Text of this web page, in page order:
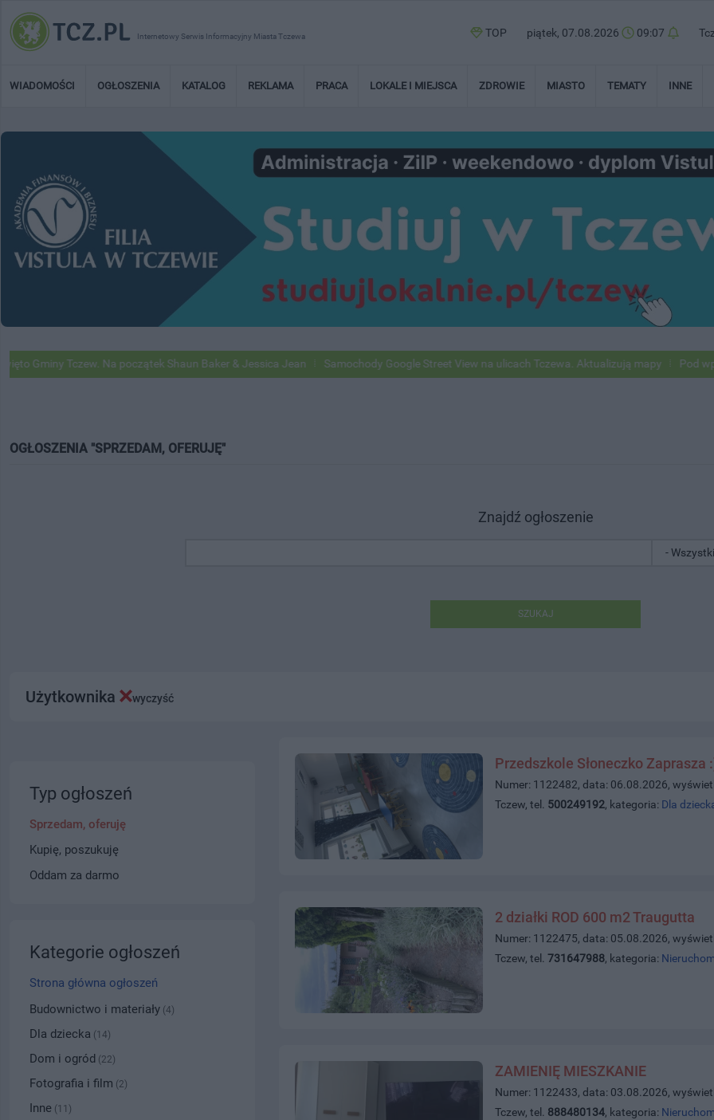
Internetowy Serwis Informacyjny Miasta Tczewa TOP piątek, 07.08.2026 09:07
WIADOMOŚCI OGŁOSZENIA KATALOG REKLAMA PRACA LOKALE I MIEJSCA ZDROWIE MIASTO TEMATY INNE
Tczew. Na początek Shaun Baker & Jessica Jean Samochody Google Street View na ulicach Tczewa. Aktualizują mapy Pod wpływem
OGŁOSZENIA "SPRZEDAM, OFERUJĘ"
Znajdź ogłoszenie
SZUKAJ
Użytkownika wyczyść
Przedszkole Słoneczko Zaprasza
Numer: 1122482, data: 06.08.2026,
Tczew, tel. 500249192, kategoria: Dla
2 działki ROD 600 m2 Traugutta
Numer: 1122475, data: 05.08.2026,
Tczew, tel.731647988, kategoria:
ZAMIENIĘ MIESZKANIE
Numer: 1122433, data: 03.08.2026,
Tczew, tel. 888480134, kategoria:
Typ ogłoszeń
Sprzedam, oferuję
Kupię, poszukuję
Oddam za darmo
Kategorie ogłoszeń
Strona główna ogłoszeń
Budownictwo i materiały (4)
Dla dziecka (14)
Dom i ogród (22)
Fotografia i film (2)
Inne (11)